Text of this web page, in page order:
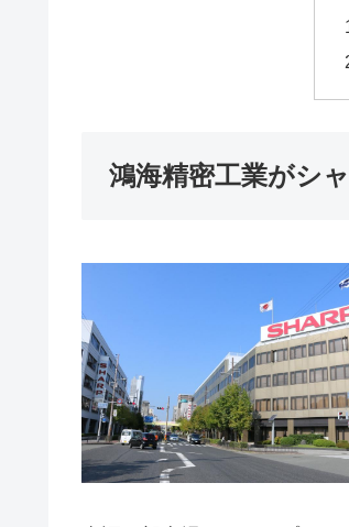
鴻海精密工業がシ